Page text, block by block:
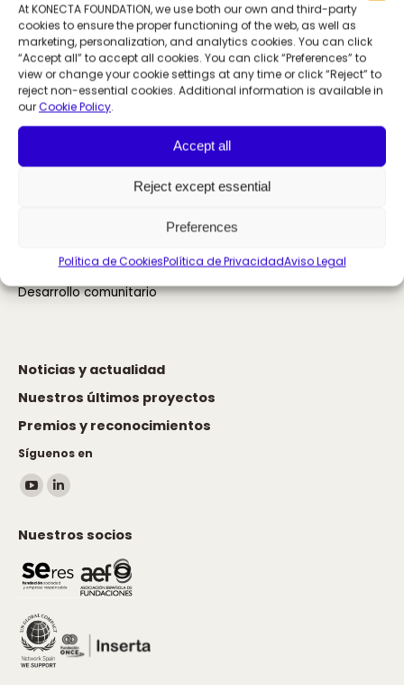
At KONECTA FOUNDATION, we use both our own and third-party
cookies to ensure the proper functioning of the web, as well as
marketing, personalization, and analytics cookies. You can click
“Accept all” to accept all cookies. You can click “Preferences” to
view or change your cookie settings at any time or click “Reject” to
reject non-essential cookies. Additional information is available in
our Cookie Policy.
Accept all
Reject except essential
Preferences
Política de CookiesPolítica de PrivacidadAviso Legal
El poder de la integración
Empleabilidad
Desarrollo comunitario
Noticias y actualidad
Nuestros últimos proyectos
Premios y reconocimientos
Síguenos en
Encuéntranos en:
YouTube
opens
in
new
window
Linkedin
opens
in
new
Nuestros socios